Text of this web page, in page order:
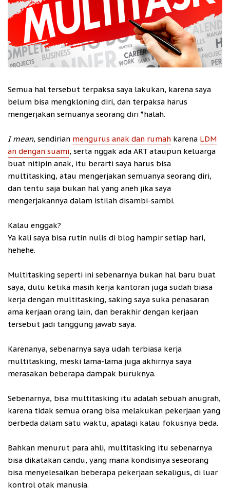
Semua hal tersebut terpaksa saya lakukan, karena saya
belum bisa mengkloning diri, dan terpaksa harus
mengerjakan semuanya seorang diri *halah.
I mean, sendirian mengurus anak dan rumah karena LDM
an dengan suami, serta nggak ada ART ataupun keluarga
buat nitipin anak, itu berarti saya harus bisa
multitasking, atau mengerjakan semuanya seorang diri,
dan tentu saja bukan hal yang aneh jika saya
mengerjakannya dalam istilah disambi-sambi.
Kalau enggak?
Ya kali saya bisa rutin nulis di blog hampir setiap hari,
hehehe.
Multitasking seperti ini sebenarnya bukan hal baru buat
saya, dulu ketika masih kerja kantoran juga sudah biasa
kerja dengan multitasking, saking saya suka penasaran
ama kerjaan orang lain, dan berakhir dengan kerjaan
tersebut jadi tanggung jawab saya.
Karenanya, sebenarnya saya udah terbiasa kerja
multitasking, meski lama-lama juga akhirnya saya
merasakan beberapa dampak buruknya.
Sebenarnya, bisa multitasking itu adalah sebuah anugrah,
karena tidak semua orang bisa melakukan pekerjaan yang
berbeda dalam satu waktu, apalagi kalau fokusnya beda.
Bahkan menurut para ahli, multitasking itu sebenarnya
bisa dikatakan candu, yang mana kondisinya seseorang
bisa menyelesaikan beberapa pekerjaan sekaligus, di luar
kontrol otak manusia.